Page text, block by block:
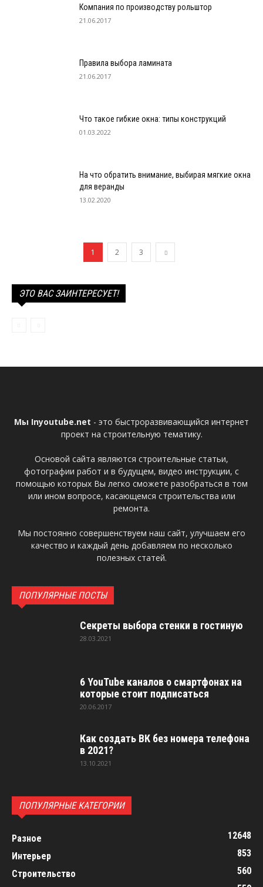
Компания по производству рольштор
21.06.2017
Правила выбора ламината
21.06.2017
Что такое гибкие окна: типы конструкций
01.03.2022
На что обратить внимание, выбирая мягкие окна
для веранды
13.02.2020
1 2 3
ЭТО ВАС ЗАИНТЕРЕСУЕТ!
Мы Inyoutube.net - это быстроразвивающийся интернет
проект на строительную тематику.
Основой сайта являются строительные статьи,
фотографии работ и в будущем, видео инструкции, с
помощью которых Вы легко сможете разобраться в том
или ином вопросе, касающемся строительства или
ремонта.
Мы постоянно совершенствуем наш сайт, улучшаем его
качество и каждый день добавляем по несколько
полезных статей.
ПОПУЛЯРНЫЕ ПОСТЫ
Секреты выбора стенки в гостиную
28.03.2021
6 YouTube каналов о смартфонах на
которые стоит подписаться
20.06.2017
Как создать ВК без номера телефона
в 2021?
13.10.2021
ПОПУЛЯРНЫЕ КАТЕГОРИИ
Разное
12648
Интерьер
853
Строительство
560